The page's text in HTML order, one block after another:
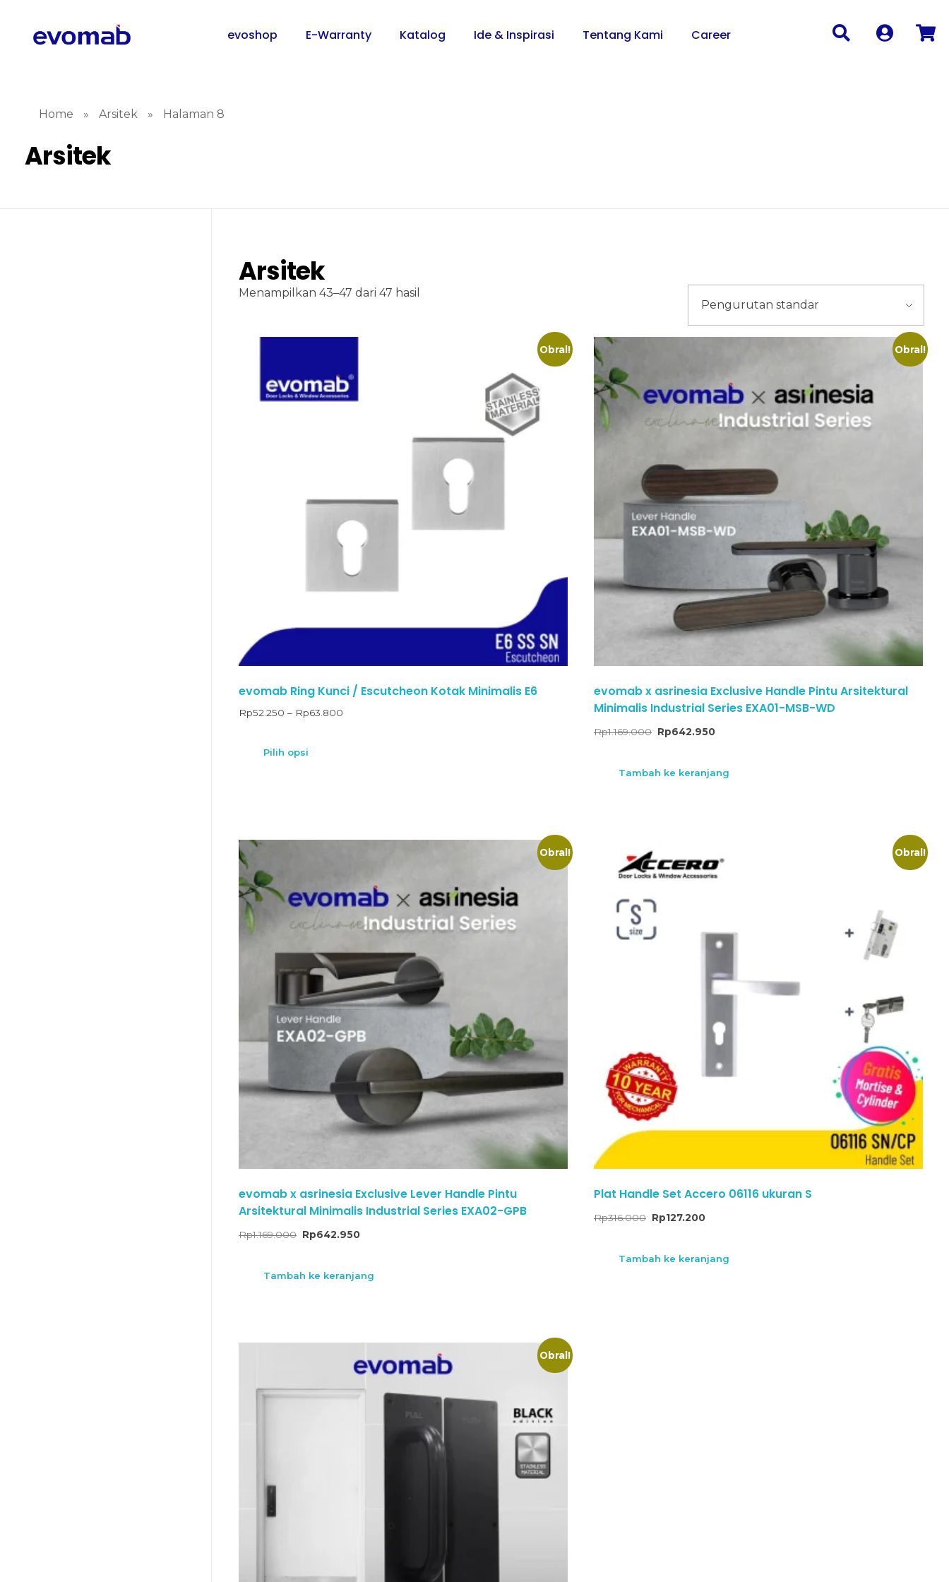
evoshop E-Warranty Katalog Ide & Inspirasi Tentang Kami Career
Home » Arsitek » Halaman 8
Arsitek
Arsitek
Menampilkan 43–47 dari 47 hasil
Obral!
evomab Ring Kunci / Escutcheon Kotak Minimalis E6
Rp52.250 – Rp63.800
Pilih opsi
Obral!
evomab x asrinesia Exclusive Handle Pintu Arsitektural
Minimalis Industrial Series EXA01-MSB-WD
Rp1.169.000 Rp642.950
Tambah ke keranjang
Obral!
evomab x asrinesia Exclusive Lever Handle Pintu
Arsitektural Minimalis Industrial Series EXA02-GPB
Rp1.169.000 Rp642.950
Tambah ke keranjang
Obral!
Plat Handle Set Accero 06116 ukuran S
Rp316.000 Rp127.200
Tambah ke keranjang
Obral!